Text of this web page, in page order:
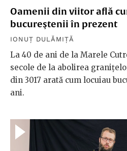
Oamenii din viitor află
bucureştenii în prezent
IONUȚ DULĂMIȚĂ
La 40 de ani de la Marele
secole de la abolirea
din 3017 arată cum locuiau
ani.